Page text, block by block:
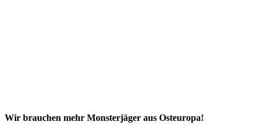
Wir brauchen mehr Monsterjäger aus Osteuropa!